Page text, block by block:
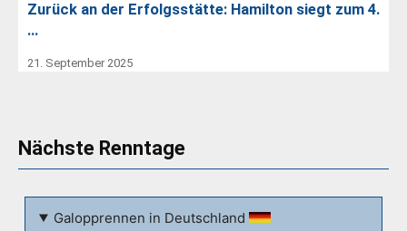
Zurück an der Erfolgsstätte: Hamilton siegt zum 4.
…
21. September 2025
Nächste Renntage
Galopprennen in Deutschland